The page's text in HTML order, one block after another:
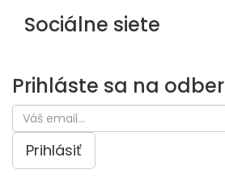
Sociálne siete
Prihláste sa na odber
Prihlásiť